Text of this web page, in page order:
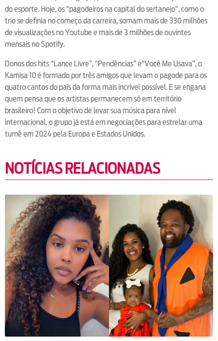
do esporte. Hoje, os “pagodeiros na capital do sertanejo”, como o
trio se definia no começo da carreira, somam mais de 330 milhões
de visualizações no Youtube e mais de 3 milhões de ouvintes
mensais no Spotify.
Donos dos hits “Lance Livre”, “Pendências” e“Você Me Usava”, o
Kamisa 10 é formado por três amigos que levam o pagode para os
quatro cantos do país da forma mais incrível possível. E se engana
quem pensa que os artistas permanecem só em território
brasileiro! Com o objetivo de levar sua música para nível
internacional, o grupo já está em negociações para estrelar uma
turnê em 2024 pela Europa e Estados Unidos.
NOTÍCIAS RELACIONADAS